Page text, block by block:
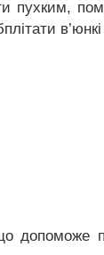
пухким,
допоможе